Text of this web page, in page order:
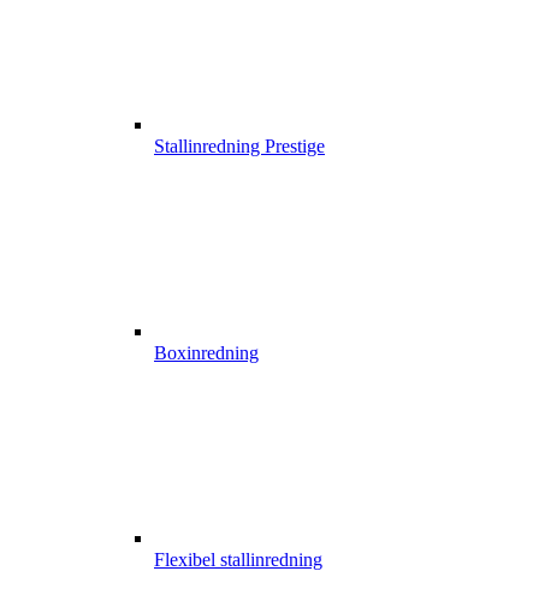
Stallinredning Prestige
Boxinredning
Flexibel stallinredning